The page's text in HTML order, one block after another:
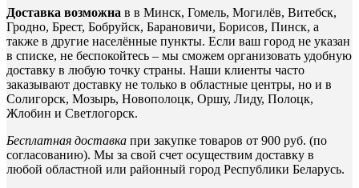
Доставка возможна в в Минск, Гомель, Могилёв, Витебск,
Гродно, Брест, Бобруйск, Барановичи, Борисов, Пинск, а
также в другие населённые пункты. Если ваш город не указан
в списке, не беспокойтесь – мы сможем организовать удобную
доставку в любую точку страны. Наши клиенты часто
заказывают доставку не только в областные центры, но и в
Солигорск, Мозырь, Новополоцк, Оршу, Лиду, Полоцк,
Жлобин и Светлогорск.
Бесплатная доставка при закупке товаров от 900 руб. (по
согласованию). Мы за свой счет осуществим доставку в
любой областной или районный город Республики Беларусь.